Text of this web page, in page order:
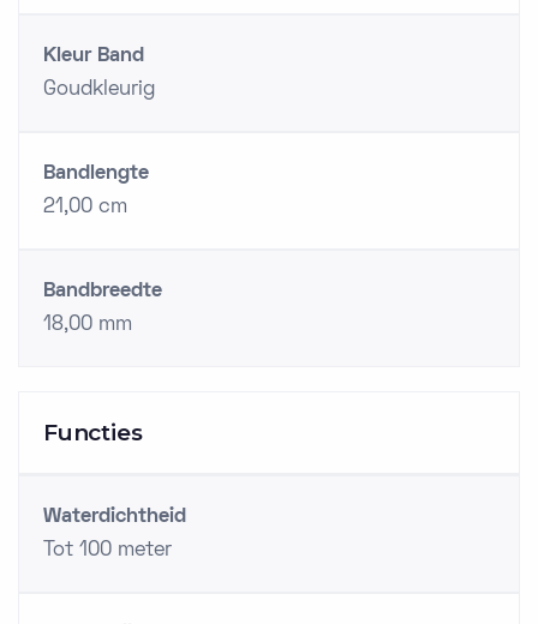
Kleur Band
Goudkleurig
Bandlengte
21,00 cm
Bandbreedte
18,00 mm
Functies
Waterdichtheid
Tot 100 meter